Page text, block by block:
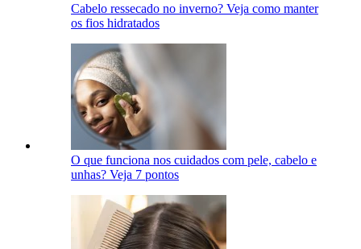
Cabelo ressecado no inverno? Veja como manter
os fios hidratados
O que funciona nos cuidados com pele, cabelo e
unhas? Veja 7 pontos